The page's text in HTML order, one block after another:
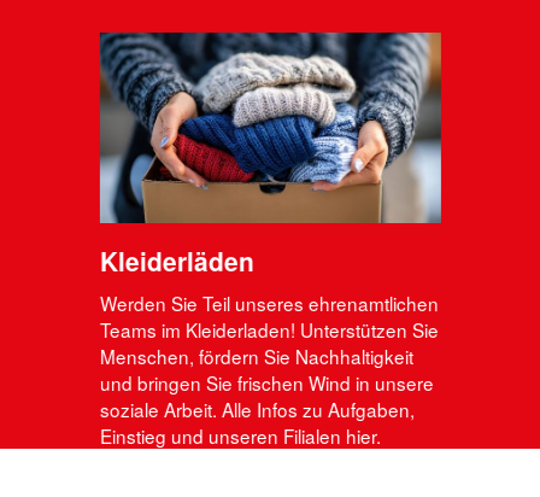
Kleiderläden
Werden Sie Teil unseres ehrenamtlichen
Teams im Kleiderladen! Unterstützen Sie
Menschen, fördern Sie Nachhaltigkeit
und bringen Sie frischen Wind in unsere
soziale Arbeit. Alle Infos zu Aufgaben,
Einstieg und unseren Filialen hier.